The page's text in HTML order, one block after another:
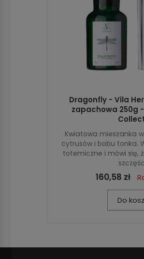
Dragonfly - Vila
zapachowa 250g
Kwiatowa mieszanka
cytrusów i bobu tonka.
totemiczne i mówi się,
160,58 zł
Do